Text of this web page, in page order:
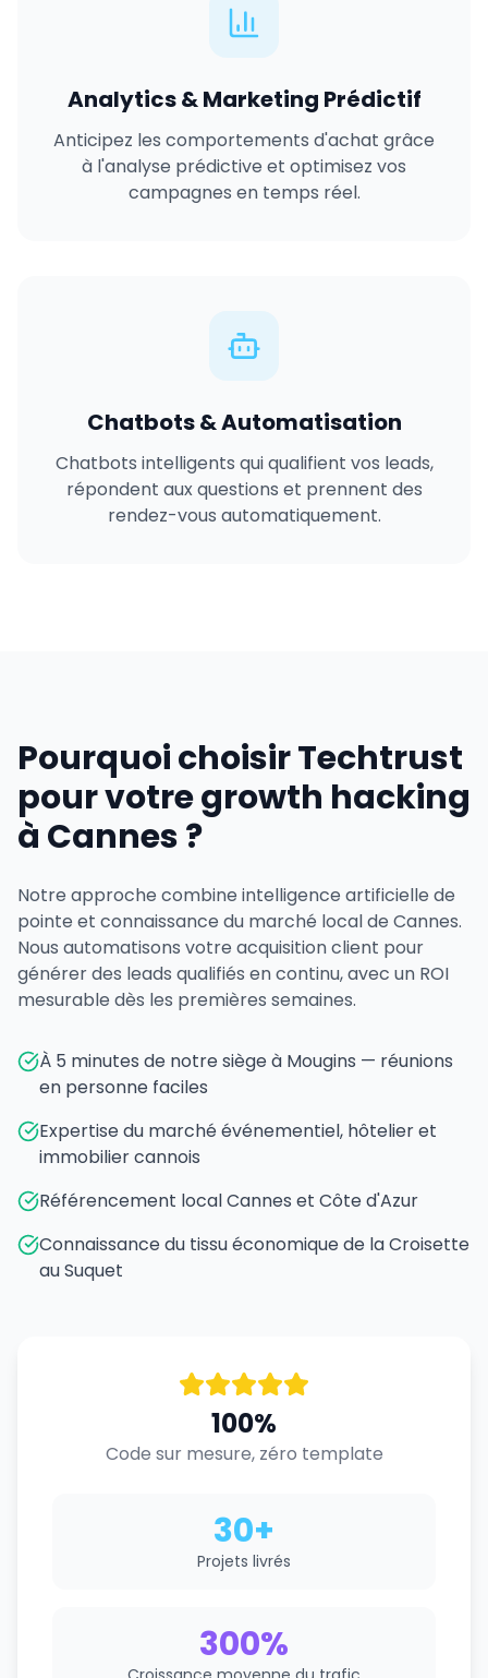
Analytics & Marketing Prédictif
Anticipez les comportements d'achat grâce
à l'analyse prédictive et optimisez vos
campagnes en temps réel.
Chatbots & Automatisation
Chatbots intelligents qui qualifient vos leads,
répondent aux questions et prennent des
rendez-vous automatiquement.
Pourquoi choisir Techtrust
pour votre growth hacking
à Cannes ?
Notre approche combine intelligence artificielle de
pointe et connaissance du marché local de Cannes.
Nous automatisons votre acquisition client pour
générer des leads qualifiés en continu, avec un ROI
mesurable dès les premières semaines.
À 5 minutes de notre siège à Mougins — réunions
en personne faciles
Expertise du marché événementiel, hôtelier et
immobilier cannois
Référencement local Cannes et Côte d'Azur
Connaissance du tissu économique de la Croisette
au Suquet
100%
Code sur mesure, zéro template
30+
Projets livrés
300%